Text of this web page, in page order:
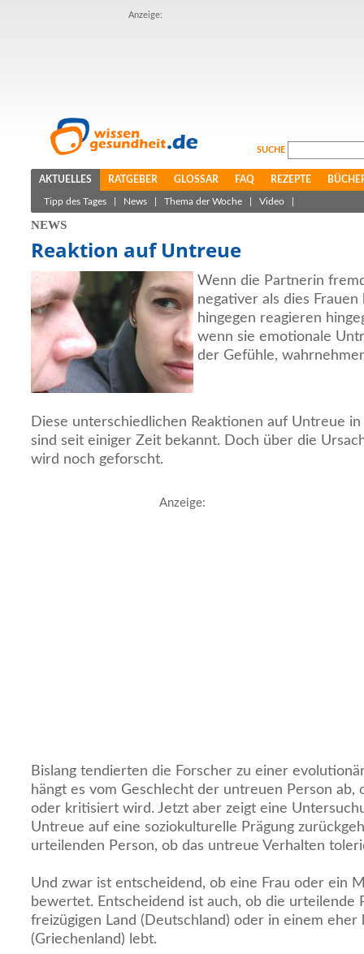
Anzeige:
SUCHE
AKTUELLES RATGEBER GLOSSAR FAQ REZEPTE
Tipp des Tages News Thema der Woche Video
NEWS
Reaktion auf Untreue
Wenn die Partnerin
negativer als dies
hingegen reagieren
wenn sie emotionale
der Gefühle,
Diese unterschiedlichen Reaktionen auf Untreue
sind seit einiger Zeit bekannt. Doch über die
wird noch geforscht.
Anzeige:
Bislang tendierten die Forscher zu einer
hängt es vom Geschlecht der untreuen Person ab,
oder kritisiert wird. Jetzt aber zeigt eine
Untreue auf eine soziokulturelle Prägung
urteilenden Person, ob das untreue Verhalten
Und zwar ist entscheidend, ob eine Frau oder ein
bewertet. Entscheidend ist auch, ob die urteilende
freizügigen Land (Deutschland) oder in einem eher
(Griechenland) lebt.